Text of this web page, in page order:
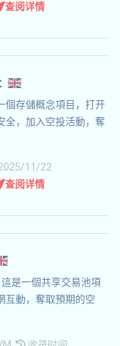
查阅详情
個存儲概念項目，打开
全，加入空投活動，奪
11/22
查阅详情
是一個共享交易池項
互動，奪取預期的空